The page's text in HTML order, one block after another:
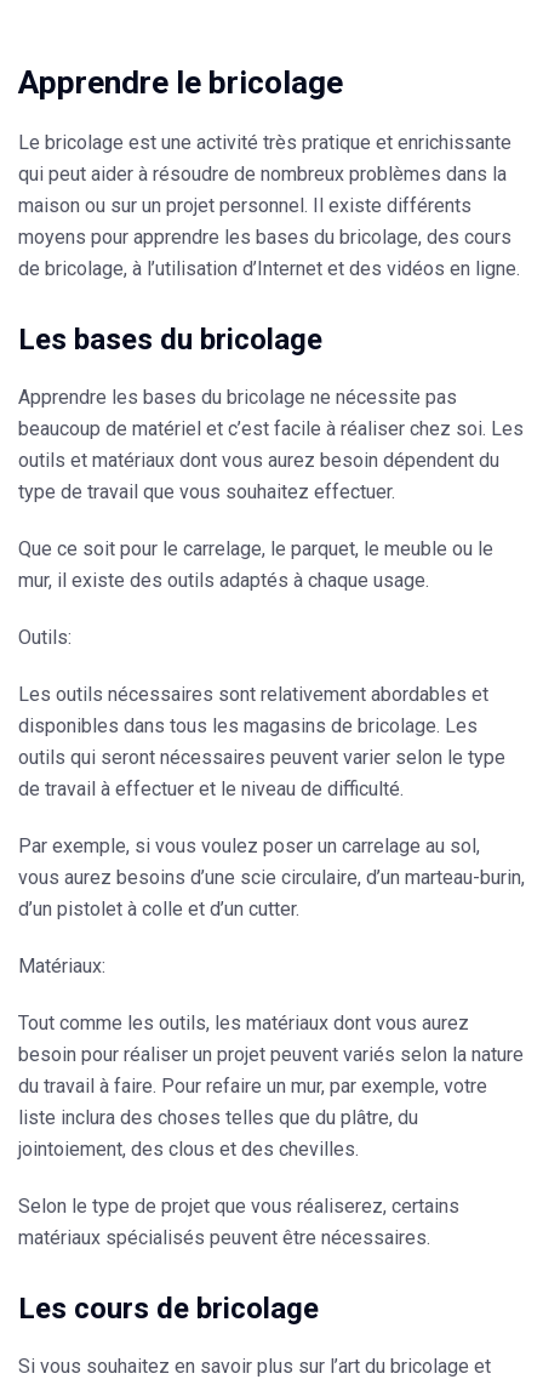
Apprendre le bricolage
Le bricolage est une activité très pratique et enrichissante
qui peut aider à résoudre de nombreux problèmes dans la
maison ou sur un projet personnel. Il existe différents
moyens pour apprendre les bases du bricolage, des cours
de bricolage, à l’utilisation d’Internet et des vidéos en ligne.
Les bases du bricolage
Apprendre les bases du bricolage ne nécessite pas
beaucoup de matériel et c’est facile à réaliser chez soi. Les
outils et matériaux dont vous aurez besoin dépendent du
type de travail que vous souhaitez effectuer.
Que ce soit pour le carrelage, le parquet, le meuble ou le
mur, il existe des outils adaptés à chaque usage.
Outils:
Les outils nécessaires sont relativement abordables et
disponibles dans tous les magasins de bricolage. Les
outils qui seront nécessaires peuvent varier selon le type
de travail à effectuer et le niveau de difficulté.
Par exemple, si vous voulez poser un carrelage au sol,
vous aurez besoins d’une scie circulaire, d’un marteau-burin,
d’un pistolet à colle et d’un cutter.
Matériaux:
Tout comme les outils, les matériaux dont vous aurez
besoin pour réaliser un projet peuvent variés selon la nature
du travail à faire. Pour refaire un mur, par exemple, votre
liste inclura des choses telles que du plâtre, du
jointoiement, des clous et des chevilles.
Selon le type de projet que vous réaliserez, certains
matériaux spécialisés peuvent être nécessaires.
Les cours de bricolage
Si vous souhaitez en savoir plus sur l’art du bricolage et